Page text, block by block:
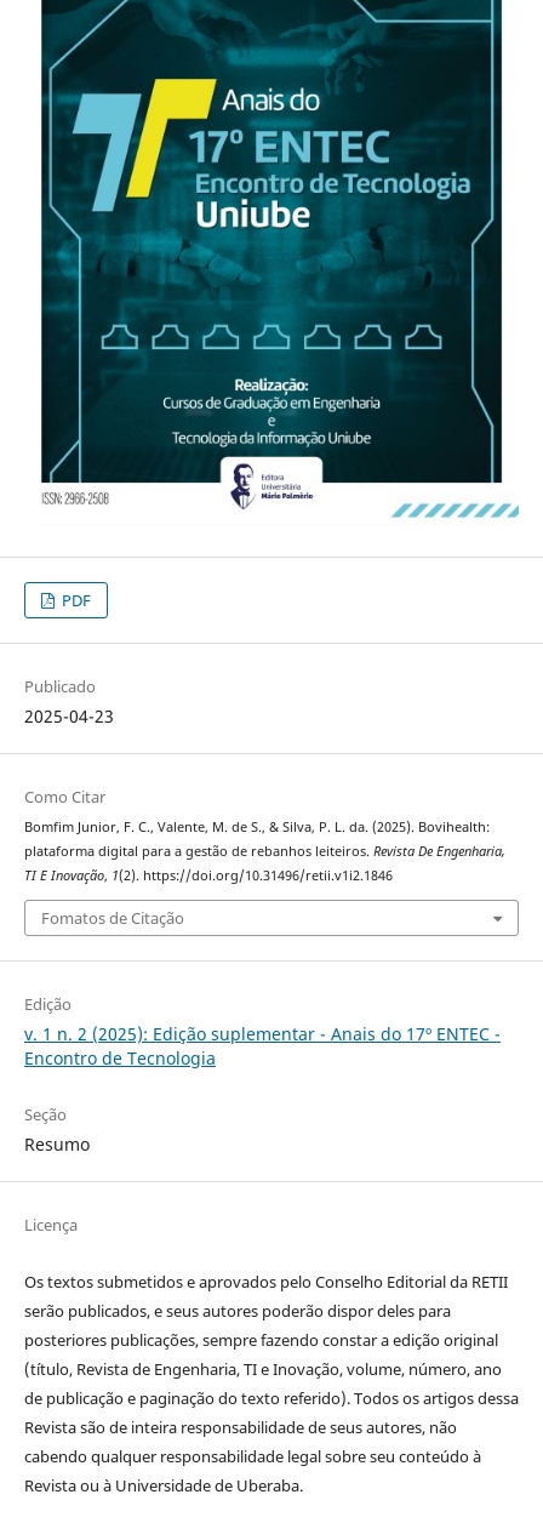
PDF
Publicado
2025-04-23
Como Citar
Bomfim Junior, F. C., Valente, M. de S., & Silva, P. L. da. (2025). Bovihealth:
plataforma digital para a gestão de rebanhos leiteiros. Revista De Engenharia,
TI E Inovação, 1(2). https://doi.org/10.31496/retii.v1i2.1846
Fomatos de Citação
Edição
v. 1 n. 2 (2025): Edição suplementar - Anais do 17º ENTEC -
Encontro de Tecnologia
Seção
Resumo
Licença
Os textos submetidos e aprovados pelo Conselho Editorial da RETII
serão publicados, e seus autores poderão dispor deles para
posteriores publicações, sempre fazendo constar a edição original
(título, Revista de Engenharia, TI e Inovação, volume, número, ano
de publicação e paginação do texto referido). Todos os artigos dessa
Revista são de inteira responsabilidade de seus autores, não
cabendo qualquer responsabilidade legal sobre seu conteúdo à
Revista ou à Universidade de Uberaba.